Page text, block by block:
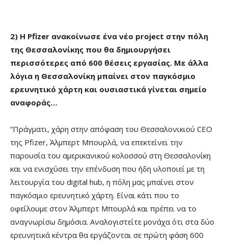
2) Η Pfizer ανακοίνωσε ένα νέο project στην πόλη
της Θεσσαλονίκης που θα δημιουργήσει
περισσότερες από 600 θέσεις εργασίας. Με άλλα
λόγια η Θεσσαλονίκη μπαίνει στον παγκόσμιο
ερευνητικό χάρτη και ουσιαστικά γίνεται σημείο
αναφοράς…
“Πράγματι, χάρη στην απόφαση του Θεσσαλονικιού CEO
της Pfizer, Άλμπερτ Μπουρλά, να επεκτείνει την
παρουσία του αμερικανικού κολοσσού στη Θεσσαλονίκη
και να ενισχύσει την επένδυση που ήδη υλοποιεί με τη
λειτουργία του digital hub, η πόλη μας μπαίνει στον
παγκόσμιο ερευνητικό χάρτη. Είναι κάτι που το
οφείλουμε στον Άλμπερτ Μπουρλά και πρέπει να το
αναγνωρίσω δημόσια. Αναλογιστείτε μονάχα ότι στα δύο
ερευνητικά κέντρα θα εργάζονται σε πρώτη φάση 600